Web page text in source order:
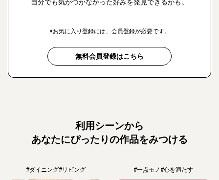
自分でも気がつかなかった好みを発見できるかも。
※お気に入り登録には、会員登録が必要です。
無料会員登録はこちら
利用シーンから
あなたにぴったりの作品をみつける
#ダイニング#リビング #一点モノ#心を満たす